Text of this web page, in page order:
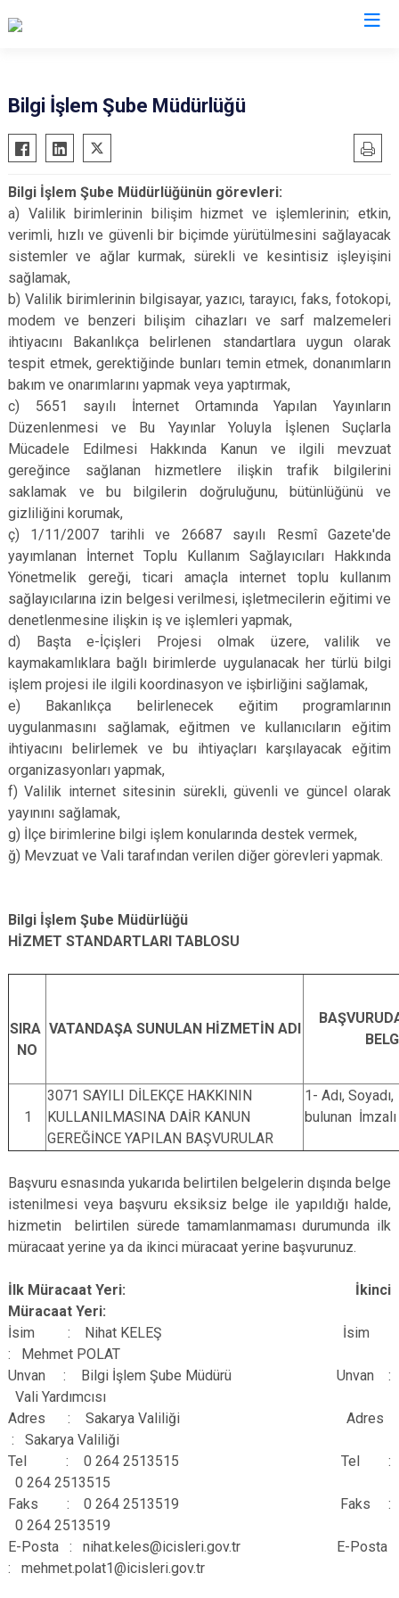
Bilgi İşlem Şube Müdürlüğü
Bilgi İşlem Şube Müdürlüğünün görevleri:
a) Valilik birimlerinin bilişim hizmet ve işlemlerinin; etkin,
verimli, hızlı ve güvenli bir biçimde yürütülmesini sağlayacak
sistemler ve ağlar kurmak, sürekli ve kesintisiz işleyişini
sağlamak,
b) Valilik birimlerinin bilgisayar, yazıcı, tarayıcı, faks, fotokopi,
modem ve benzeri bilişim cihazları ve sarf malzemeleri
ihtiyacını Bakanlıkça belirlenen standartlara uygun olarak
tespit etmek, gerektiğinde bunları temin etmek, donanımların
bakım ve onarımlarını yapmak veya yaptırmak,
c) 5651 sayılı İnternet Ortamında Yapılan Yayınların
Düzenlenmesi ve Bu Yayınlar Yoluyla İşlenen Suçlarla
Mücadele Edilmesi Hakkında Kanun ve ilgili mevzuat
gereğince sağlanan hizmetlere ilişkin trafik bilgilerini
saklamak ve bu bilgilerin doğruluğunu, bütünlüğünü ve
gizliliğini korumak,
ç) 1/11/2007 tarihli ve 26687 sayılı Resmî Gazete'de
yayımlanan İnternet Toplu Kullanım Sağlayıcıları Hakkında
Yönetmelik gereği, ticari amaçla internet toplu kullanım
sağlayıcılarına izin belgesi verilmesi, işletmecilerin eğitimi ve
denetlenmesine ilişkin iş ve işlemleri yapmak,
d) Başta e-İçişleri Projesi olmak üzere, valilik ve
kaymakamlıklara bağlı birimlerde uygulanacak her türlü bilgi
işlem projesi ile ilgili koordinasyon ve işbirliğini sağlamak,
e) Bakanlıkça belirlenecek eğitim programlarının
uygulanmasını sağlamak, eğitmen ve kullanıcıların eğitim
ihtiyacını belirlemek ve bu ihtiyaçları karşılayacak eğitim
organizasyonları yapmak,
f) Valilik internet sitesinin sürekli, güvenli ve güncel olarak
yayınını sağlamak,
g) İlçe birimlerine bilgi işlem konularında destek vermek,
ğ) Mevzuat ve Vali tarafından verilen diğer görevleri yapmak.
Bilgi İşlem Şube Müdürlüğü
HİZMET STANDARTLARI TABLOSU
SIRA
NO
VATANDAŞA SUNULAN HİZMETİN ADI
1
3071 SAYILI DİLEKÇE HAKKININ
KULLANILMASINA DAİR KANUN
GEREĞİNCE YAPILAN BAŞVURULAR
1- Adı,
bulunan
Başvuru esnasında yukarıda belirtilen belgelerin dışında belge
istenilmesi veya başvuru eksiksiz belge ile yapıldığı halde,
hizmetin belirtilen sürede tamamlanmaması durumunda ilk
müracaat yerine ya da ikinci müracaat yerine başvurunuz.
İlk Müracaat Yeri:
İkinci
Müracaat Yeri:
İsim : Nihat KELEŞ İsim
: Mehmet POLAT
Unvan : Bilgi İşlem Şube Müdürü Unvan :
Vali Yardımcısı
Adres : Sakarya Valiliği Adres
: Sakarya Valiliği
Tel : 0 264 2513515 Tel :
0 264 2513515
Faks : 0 264 2513519 Faks :
0 264 2513519
E-Posta : nihat.keles@icisleri.gov.tr E-Posta
: mehmet.polat1@icisleri.gov.tr